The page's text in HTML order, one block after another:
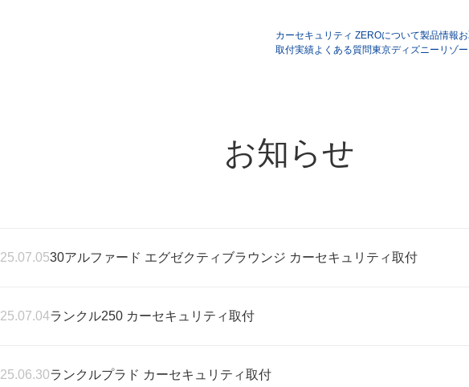
カーセキュリティ ZEROについて製品情報
取付実績よくある質問東京ディズニーリゾ
お知らせ
25.07.0530アルファード エグゼクティブラウンジ カーセキュリティ取付
25.07.04ランクル250 カーセキュリティ取付
25.06.30ランクルプラド カーセキュリティ取付